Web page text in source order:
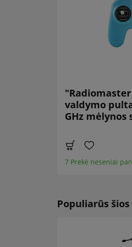
valdymo
GHz mėlynos
7 Prekė neseniai
Populiarūs